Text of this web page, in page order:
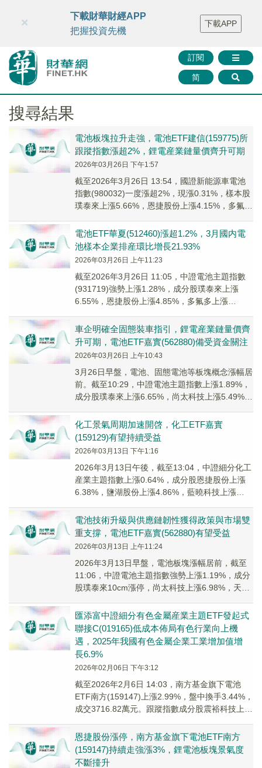
財華智庫網 FINTV FINMETA 財華證券 媒體矩陣
智庫沙龍
聯絡我們
訂閱
简
×
下載財華財經APP
把握投資先機
下載APP
搜尋結果
電池板塊拉升走強，電池ETF建信(159775)所
跟蹤指數漲超2%，鋰電産業鏈量價齊升可期
2026年03月26日 下午1:57
截至2026年3月26日 13:54，國證新能源車電池
指數(980032)一度漲超2%，現漲0.31%，樣本股
璞泰來上漲5.66%，恩捷股份上漲4.15%，多氟多
電池ETF華夏(512460)漲超1.2%，3月國内電
池樣本企業排産環比增長21.93%
2026年03月26日 上午11:23
截至2026年3月26日 11:05，中證電池主題指數
(931719)強勢上漲1.28%，成分股璞泰來上漲
6.55%，恩捷股份上漲4.85%，多氟多上漲
車企明確全固態裝車指引，鋰電産業鏈量價齊
升可期，電池ETF嘉實(562880)備受資金關注
2026年03月26日 上午10:43
3月26日早盤，電池、固態電池等板塊概念漲幅居
前。截至10:29，中證電池主題指數上漲1.89%，
成分股璞泰來上漲6.65%，尚太科技上漲5.49%，
化工景氣周期加速開啓，化工ETF嘉實
(159129)有望持續受益
2026年03月13日 下午1:16
2026年3月13日午後，截至13:04，中證細分化工
産業主題指數上漲0.64%，成分股恩捷股份上漲
6.38%，鹽湖股份上漲4.86%，藍曉科技上漲
電池技術升級與供應鏈韌性獲得政策與市場雙
重支撐，電池ETF嘉實(562880)有望受益
2026年03月13日 上午11:24
2026年3月13日早盤，電池板塊漲幅居前，截至
11:06，中證電池主題指數強勢上漲1.19%，成分
股璞泰來10cm漲停，尚太科技上漲6.98%，天能
漲。
匯添富中證細分有色金屬産業主題ETF發起式
聯接C(019165)低成本佈局有色行業向上機
遇，2025年我國有色金屬企業工業增加值增
長6.9%
2026年02月06日 下午3:12
截至2026年2月6日 14:03，南方基金旗下電池
ETF南方(159147)上漲2.99%，盤中換手3.44%，
成交3716.82萬元。跟蹤指數成分股震裕科技上漲
恩捷股份漲停，南方基金旗下電池ETF南方
(159147)持續走強漲3%，鋰電池板塊景氣度
不斷擡升